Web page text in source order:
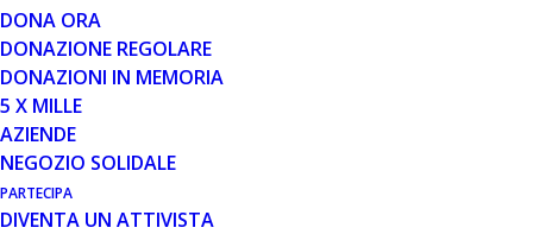
DONA ORA
DONAZIONE REGOLARE
DONAZIONI IN MEMORIA
5 X MILLE
AZIENDE
NEGOZIO SOLIDALE
PARTECIPA
DIVENTA UN ATTIVISTA
Martedì 11 dicembre, alle ore 20, presso la pizzeria “Il
Distretto” di Latina, si svolgerà la cena sociale
dell’associazione Tevere in Bici onlus. L’associazione
organizza eventi in bicicletta con la finalità di sostenere
realtà del proprio territorio, ed ogni anno i soci
destinano il proprio 5 per mille a Parent Project onlus.
Per informazioni: www.tevereinbici.com